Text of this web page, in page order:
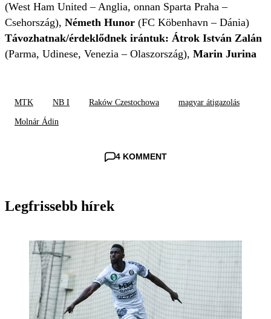
(West Ham United – Anglia, onnan Sparta Praha –
Csehország), Németh Hunor (FC Köbenhavn – Dánia)
Távozhatnak/érdeklődnek irántuk: Átrok István Zalán
(Parma, Udinese, Venezia – Olaszország), Marin Jurina
MTK NB I Raków Czestochowa magyar átigazolás
Molnár Ádin
4 KOMMENT
Legfrissebb hírek